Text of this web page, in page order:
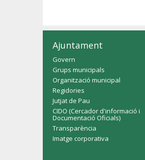
Ajuntament
Govern
Grups municipals
Organització municipal
Regidories
Jutjat de Pau
CIDO (Cercador d'informació i
Documentació Oficials)
Transparència
Imatge corporativa